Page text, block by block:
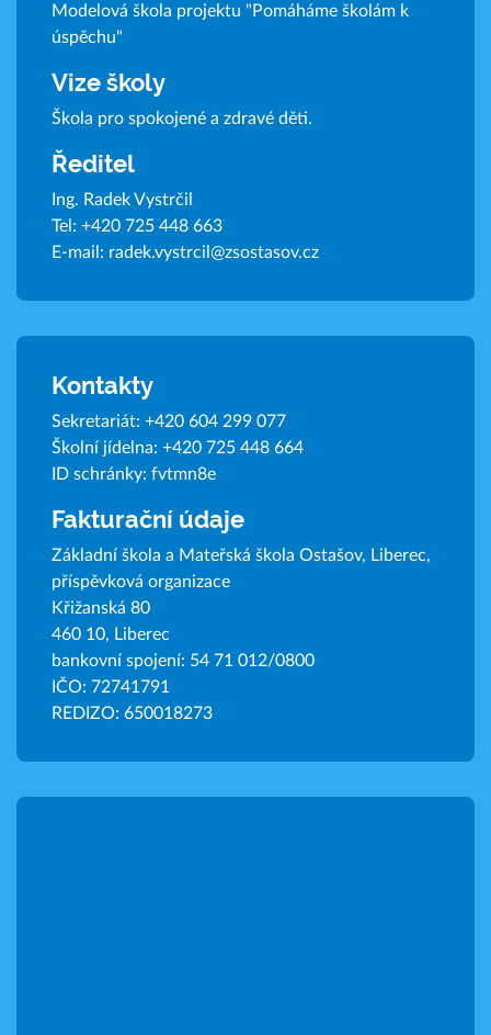
Modelová škola projektu "Pomáháme školám k
úspěchu"
Vize školy
Škola pro spokojené a zdravé děti.
Ředitel
Ing. Radek Vystrčil
Tel: +420 725 448 663
E-mail: radek.vystrcil@zsostasov.cz
Kontakty
Sekretariát: +420 604 299 077
Školní jídelna: +420 725 448 664
ID schránky: fvtmn8e
Fakturační údaje
Základní škola a Mateřská škola Ostašov, Liberec,
příspěvková organizace
Křižanská 80
460 10, Liberec
bankovní spojení: 54 71 012/0800
IČO: 72741791
REDIZO: 650018273